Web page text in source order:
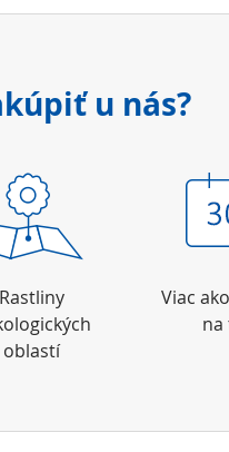
u nás?
Rastliny
oblastí
Viac